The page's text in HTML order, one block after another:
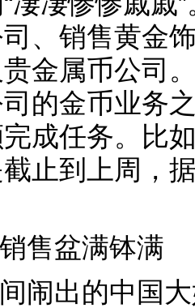
、销售黄金
金属币公司
的金币业务
成任务。比
止到上周，
盆满钵满
出的中国大